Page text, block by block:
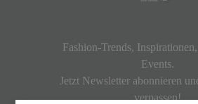
Fashion-Trends,
Events.
Jetzt Newsletter abonnieren
verpassen!